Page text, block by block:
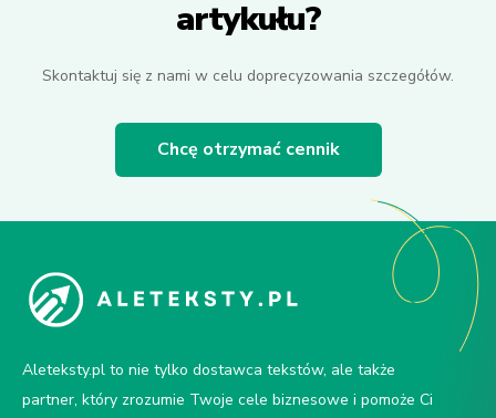
artykułu?
Skontaktuj się z nami w celu doprecyzowania szczegółów.
Chcę otrzymać cennik
Aleteksty.pl to nie tylko dostawca tekstów, ale także
partner, który zrozumie Twoje cele biznesowe i pomoże Ci